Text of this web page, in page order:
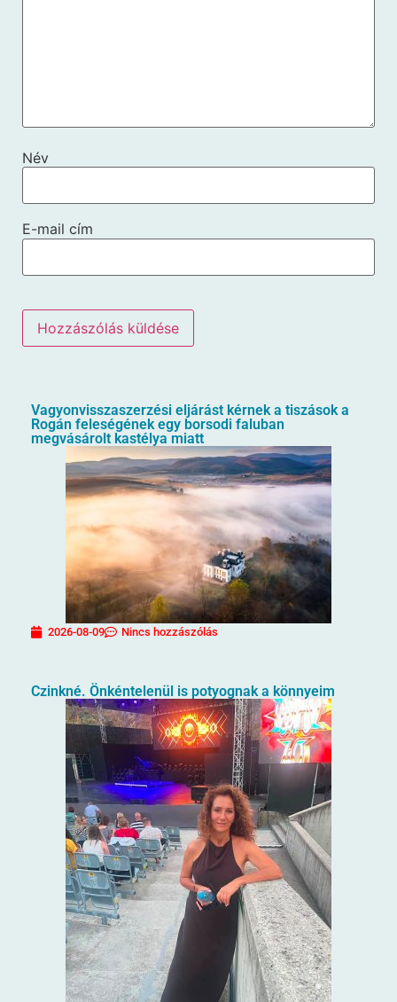
Név
E-mail cím
Vagyonvisszaszerzési eljárást kérnek a tiszások a
Rogán feleségének egy borsodi faluban
megvásárolt kastélya miatt
2026-08-09 Nincs hozzászólás
Czinkné. Önkéntelenül is potyognak a könnyeim